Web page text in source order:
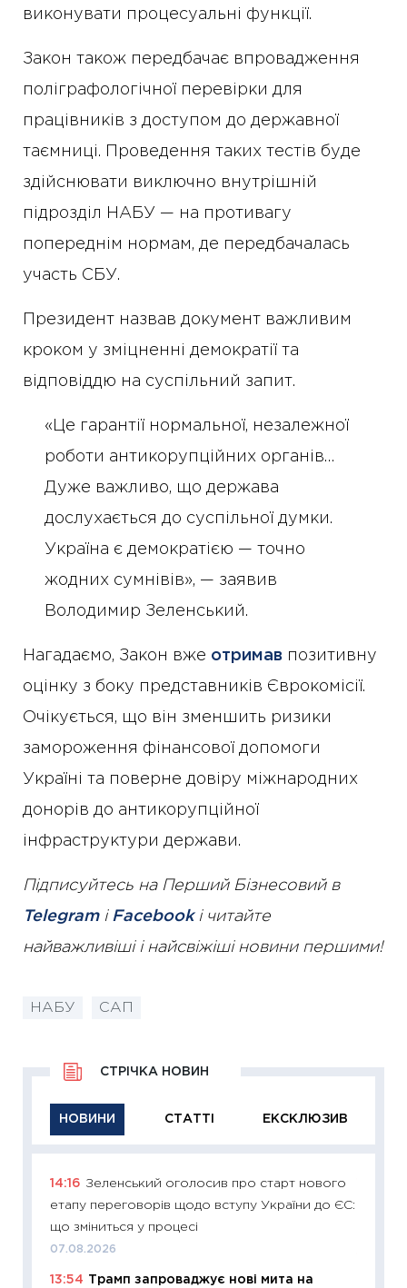
виконувати процесуальні функції.
Закон також передбачає впровадження
поліграфологічної перевірки для
працівників з доступом до державної
таємниці. Проведення таких тестів буде
здійснювати виключно внутрішній
підрозділ НАБУ — на противагу
попереднім нормам, де передбачалась
участь СБУ.
Президент назвав документ важливим
кроком у зміцненні демократії та
відповіддю на суспільний запит.
«Це гарантії нормальної, незалежної
роботи антикорупційних органів…
Дуже важливо, що держава
дослухається до суспільної думки.
Україна є демократією — точно
жодних сумнівів», — заявив
Володимир Зеленський.
Нагадаємо, Закон вже отримав позитивну
оцінку з боку представників Єврокомісії.
Очікується, що він зменшить ризики
замороження фінансової допомоги
Україні та поверне довіру міжнародних
донорів до антикорупційної
інфраструктури держави.
Підписуйтесь на Перший Бізнесовий в
Telegramі Facebookі читайте
найважливіші і найсвіжіші новини першими!
НАБУ САП
НОВИНИ СТАТТІ ЕКСКЛЮЗИВ
СТРІЧКА НОВИН
14:16 Зеленський оголосив про старт нового
етапу переговорів щодо вступу України до ЄС:
що зміниться у процесі
07.08.2026
13:54 Трамп запроваджує нові мита на